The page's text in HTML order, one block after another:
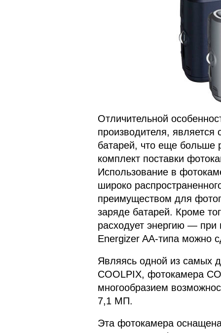
Отличительной
производителя,
батарей, что еще больше
комплект поставки
Использование в
широко
преимуществом для
заряде батарей. Кроме
расходует энергию — при
Energizer AA-типа можно
Являясь одной из самых
COOLPIX, фотокамера
многообразием
7,1 МП.
Эта фотокамера